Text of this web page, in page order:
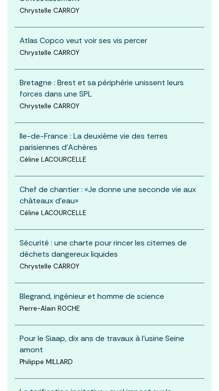
Chrystelle CARROY
Atlas Copco veut voir ses vis percer
Chrystelle CARROY
Bretagne : Brest et sa périphérie unissent leurs
forces dans une SPL
Chrystelle CARROY
Ile-de-France : La deuxième vie des terres
parisiennes d'Achères
Céline LACOURCELLE
Chef de chantier : «Je donne une seconde vie aux
châteaux d'eau»
Céline LACOURCELLE
Sécurité : une charte pour rincer les citernes de
déchets dangereux liquides
Chrystelle CARROY
Blegrand, ingénieur et homme de science
Pierre-Alain ROCHE
Pour le Siaap, dix ans de travaux à l'usine Seine
amont
Philippe MILLARD